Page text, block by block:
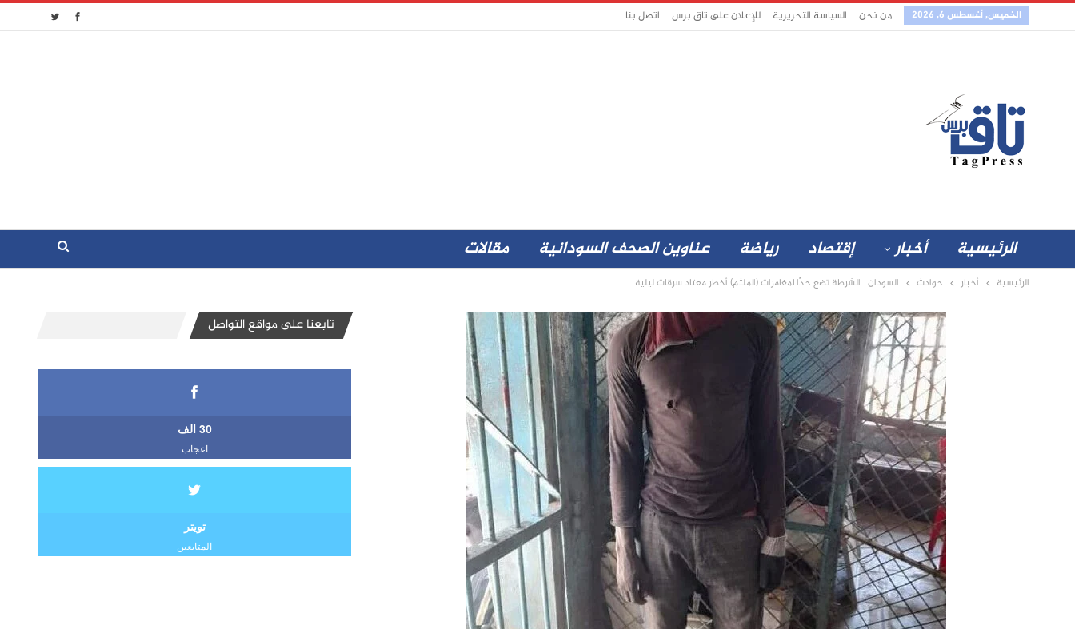
الخميس, أغسطس 6, 2026 من نحن السياسة التحريرية للإعلان على تاق برس اتصل بنا
الرئيسية أخبار إقتصاد رياضة عناوين الصحف السودانية مقالات
الرئيسية أخبار حوادث السودان.. الشرطة تضع حدًا لمغامرات (الملثم) أخطر معتاد سرقات ليلية
تابعنا على مواقع التواصل
30 الف
اعجاب
تويتر
المتابعين